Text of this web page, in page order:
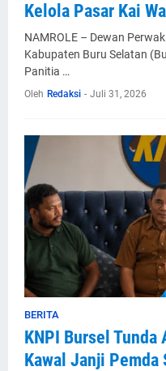
Kelola Pasar Kai
NAMROLE – Dewan
Kabupaten Buru Selatan
Panitia …
Oleh Redaksi - Juli 31, 2026
BERITA
KNPI Bursel
Kawal Janji Pemda